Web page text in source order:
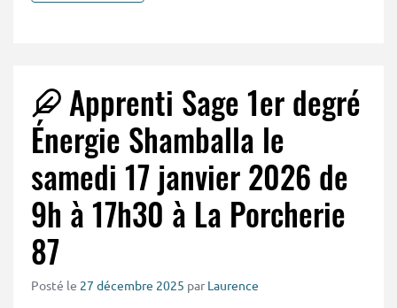
Apprenti Sage 1er degré
Énergie Shamballa le
samedi 17 janvier 2026 de
9h à 17h30 à La Porcherie
87
Posté le 27 décembre 2025 par Laurence